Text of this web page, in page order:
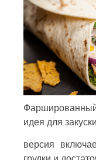
идея для
версия